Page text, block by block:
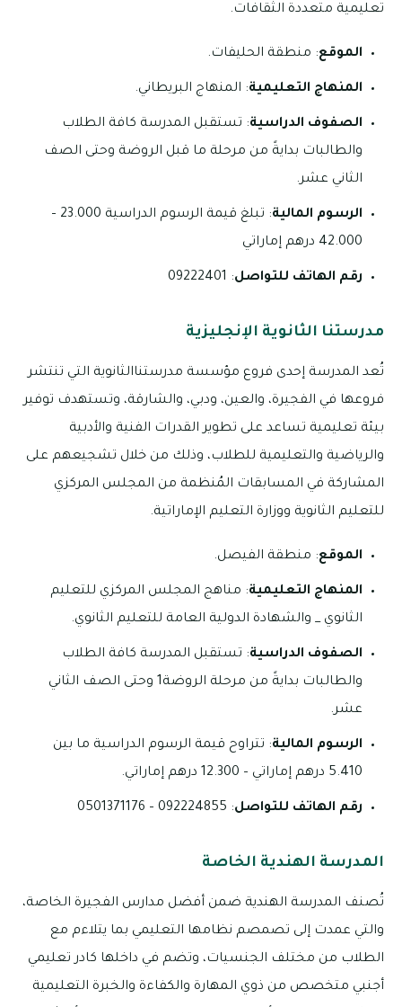
تعليمية متعددة الثقافات.
الموقع: منطقة الحليفات.
المنهاج التعليمية: المنهاج البريطاني.
الصفوف الدراسية: تستقبل المدرسة كافة الطلاب
والطالبات بدايةً من مرحلة ما قبل الروضة وحتى الصف
الثاني عشر.
الرسوم المالية
: تبلغ قيمة الرسوم الدراسية 23.000 –
42.000 درهم إماراتي
رقم الهاتف للتواصل: 09222401
مدرستنا الثانوية الإنجليزية
تُعد المدرسة إحدى فروع مؤسسة مدرستناالثانوية التي تنتشر
فروعها في الفجيرة، والعين، ودبي، والشارقة، وتستهدف توفير
بيئة تعليمية تساعد على تطوير القدرات الفنية والأدبية
والرياضية والتعليمية للطلاب، وذلك من خلال تشجيعهم على
المشاركة في المسابقات المُنظمة من المجلس المركزي
للتعليم الثانوية ووزارة التعليم الإماراتية.
الموقع: منطقة الفيصل.
المنهاج التعليمية: مناهج المجلس المركزي للتعليم
الثانوي _ والشهادة الدولية العامة للتعليم الثانوي.
الصفوف الدراسية: تستقبل المدرسة كافة الطلاب
والطالبات بدايةً من مرحلة الروضة1 وحتى الصف الثاني
عشر.
الرسوم المالية: تتراوح قيمة الرسوم الدراسية ما بين
5.410 درهم إماراتي – 12.300 درهم إماراتي.
رقم الهاتف للتواصل: 092224855 – 0501371176
المدرسة الهندية الخاصة
تُصنف المدرسة الهندية ضمن أفضل مدارس الفجيرة الخاصة،
والتي عمدت إلى تصمصم نظامها التعليمي بما يتلاءم مع
الطلاب من مختلف الجنسيات، وتضم في داخلها كادر تعليمي
أجنبي متخصص من ذوي المهارة والكفاءة والخبرة التعليمية